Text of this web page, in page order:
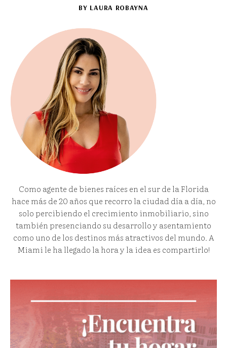
BY LAURA ROBAYNA
Como agente de bienes raíces en el sur de la Florida
hace más de 20 años que recorro la ciudad día a día, no
solo percibiendo el crecimiento inmobiliario, sino
también presenciando su desarrollo y asentamiento
como uno de los destinos más atractivos del mundo. A
Miami le ha llegado la hora y la idea es compartirlo!